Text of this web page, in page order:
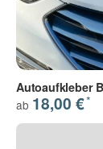
Autoaufkleber
ab 18,00 €*